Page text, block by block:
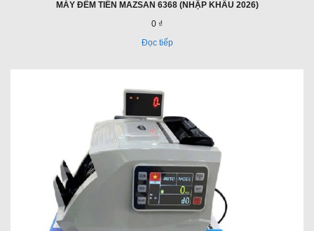
MÁY ĐẾM TIỀN MAZSAN 6368 (NHẬP KHẨU 2026)
0 ₫
Đọc tiếp